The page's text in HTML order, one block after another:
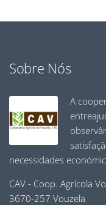
Sobre Nós
A
necessidades
CAV - Coop. Agrícola
3670-257 Vouzela